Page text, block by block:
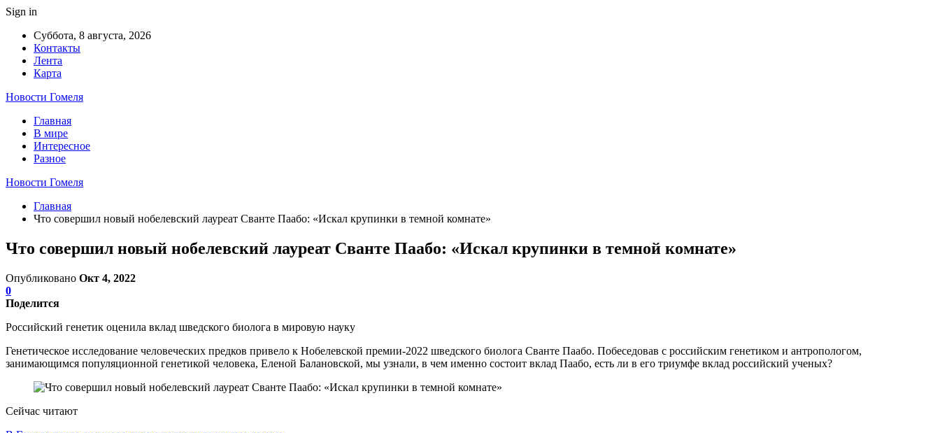
Sign in
Суббота, 8 августа, 2026
Контакты
Лента
Карта
Новости Гомеля
Главная
В мире
Интересное
Разное
Новости Гомеля
Главная
Что совершил новый нобелевский лауреат Сванте Паабо: «Искал крупинки в темной комнате»
Что совершил новый нобелевский лауреат Сванте Паабо: «Искал крупинки в темной комнате»
Опубликовано Окт 4, 2022
0
Поделится
Российский генетик оценила вклад шведского биолога в мировую науку
Генетическое исследование человеческих предков привело к Нобелевской премии-2022 шведского биолога Сванте Паабо. Побеседовав с российским генетиком и антропологом,
занимающимся популяционной генетикой человека, Еленой Балановской, мы узнали, в чем именно состоит вклад Паабо, есть ли в его триумфе вклад российский ученых?
Сейчас читают